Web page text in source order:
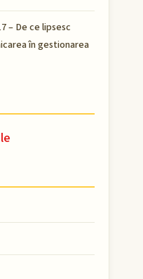
– De ce lipsesc
în gestionarea